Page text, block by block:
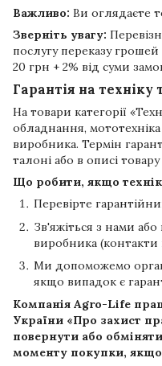
Важливо: Ви оглядаєте
Зверніть увагу:
послугу переказу
20 грн + 2% від суми
Гарантія на
На товари категорії
обладнання, мототехніка
виробника. Термін
талоні або в описі товару
Що робити, якщо
Перевірте
Зв'яжіться з нами
виробника (контакти
Ми допоможемо
якщо випадок є
Компанія Agro-Life
України «Про захист
повернути або
моменту покупки, якщо